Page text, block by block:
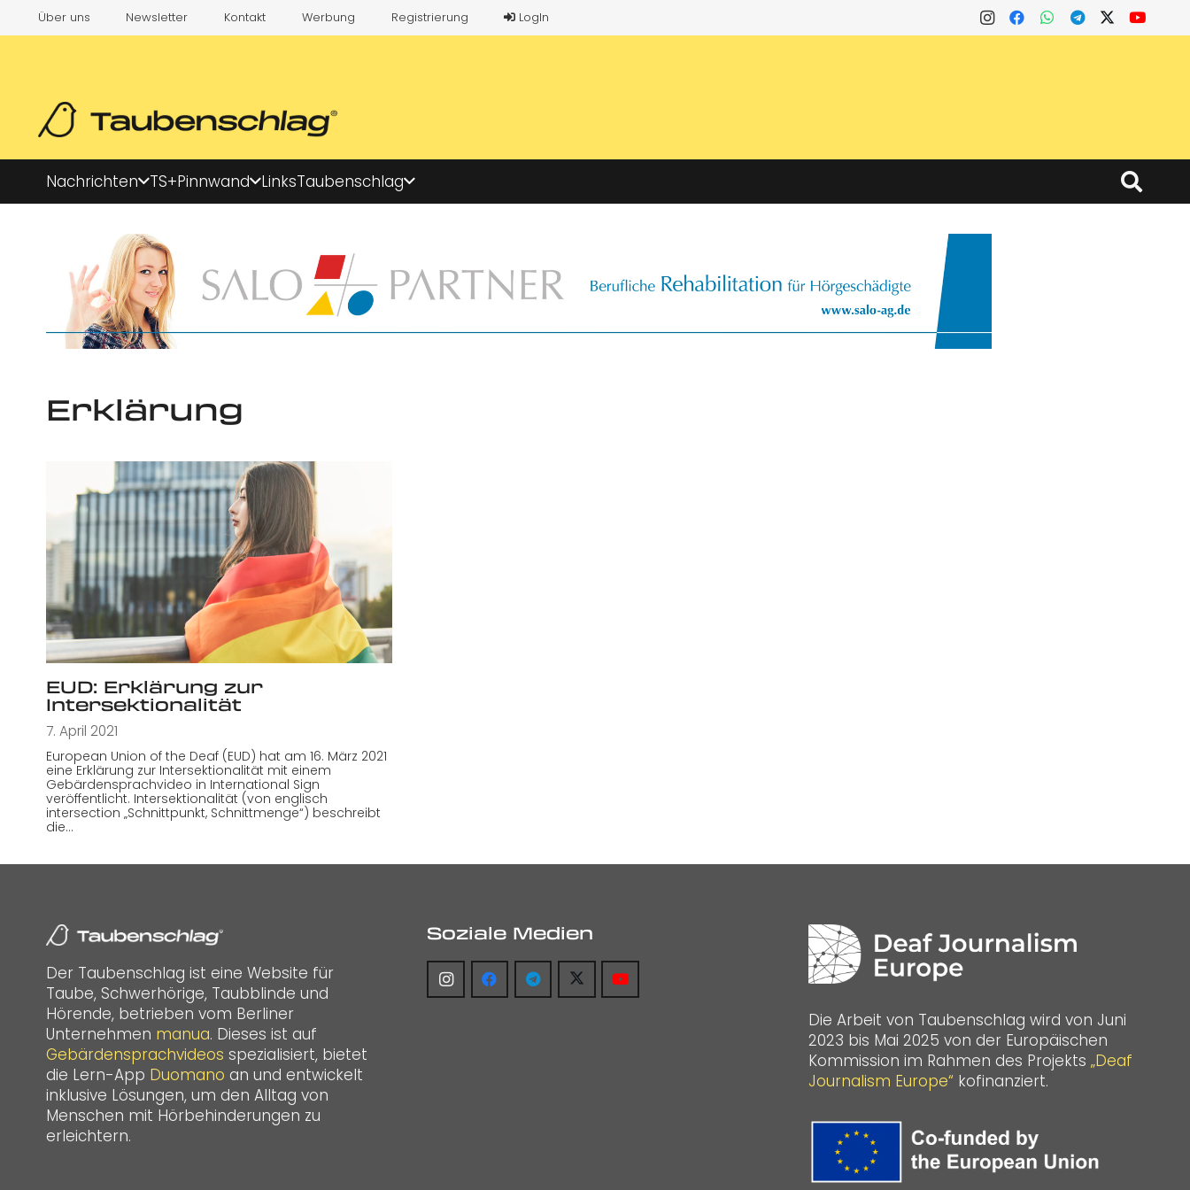
Über uns Newsletter Kontakt Werbung Registrierung LogIn
Nachrichten TS+Pinnwand LinksTaubenschlag
Erklärung
EUD: Erklärung zur
Intersektionalität
7. April 2021
European Union of the Deaf (EUD) hat am 16. März 2021
eine Erklärung zur Intersektionalität mit einem
Gebärdensprachvideo in International Sign
veröffentlicht. Intersektionalität (von englisch
intersection „Schnittpunkt, Schnittmenge“) beschreibt
die…
Der Taubenschlag ist eine Website für
Taube, Schwerhörige, Taubblinde und
Hörende, betrieben vom Berliner
Unternehmen manua. Dieses ist auf
Gebärdensprachvideos spezialisiert, bietet
die Lern-App Duomano an und entwickelt
inklusive Lösungen, um den Alltag von
Menschen mit Hörbehinderungen zu
erleichtern.
Soziale Medien
Die Arbeit von Taubenschlag wird von Juni
2023 bis Mai 2025 von der Europäischen
Kommission im Rahmen des Projekts „Deaf
Journalism Europe“ kofinanziert.